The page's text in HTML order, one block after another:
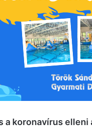
a koronavírus